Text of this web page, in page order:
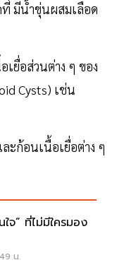
มีน้ำขุ่นผสมเลือด
ยื่อส่วนต่าง ๆ ของ
Cysts) เช่น
ะก้อนเนื้อเยื่อต่าง ๆ
จ” ที่ไม่มีใครมอง
น.